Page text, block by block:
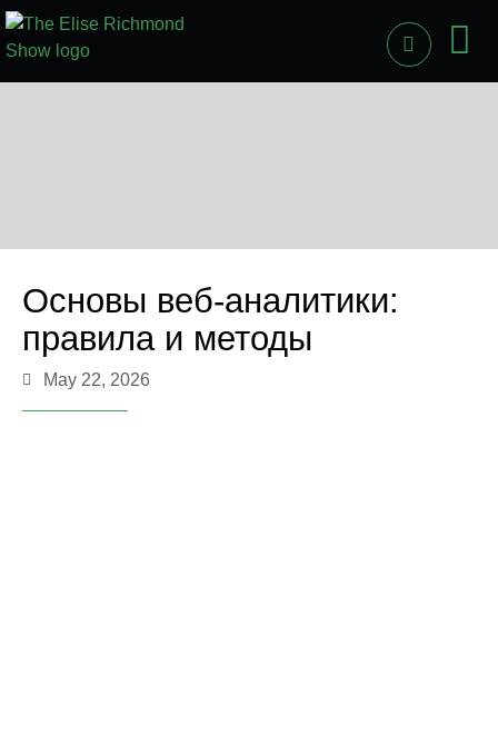
Основы веб-аналитики:
правила и методы
May 22, 2026